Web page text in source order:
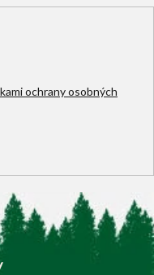
ochrany osobných